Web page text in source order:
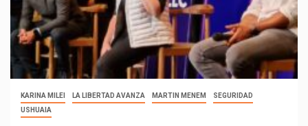
KARINA MILEI LA LIBERTAD AVANZA MARTIN MENEM
SEGURIDAD
USHUAIA